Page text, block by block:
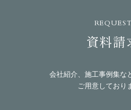
REQUEST
資料請
会社紹介、施工事例集な
ご用意しており